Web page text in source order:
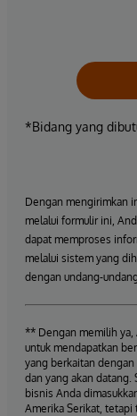
*Bidang yang
Dengan mengirimkan
melalui formulir ini,
dapat memproses
melalui sistem yang
dengan undang-
** Dengan memilih ya,
untuk mendapatkan
yang berkaitan dengan
dan yang akan
bisnis Anda
Amerika Serikat,